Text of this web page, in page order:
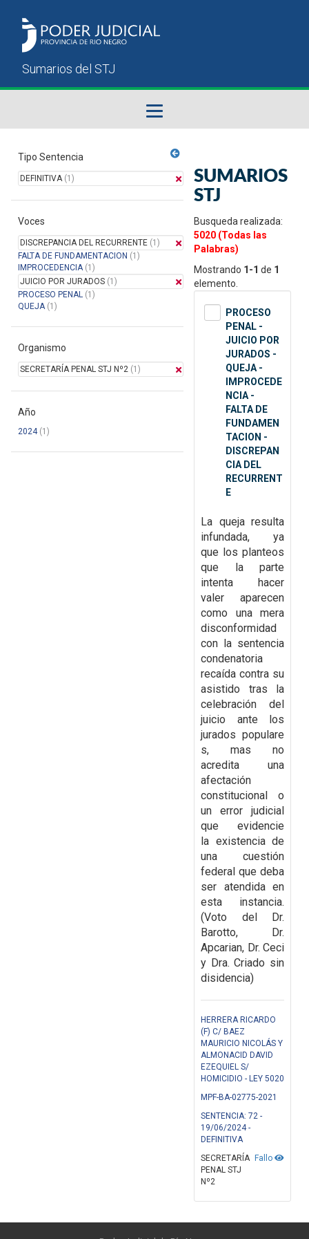
Sumarios del STJ
Manual del Usuario
Tipo Sentencia
DEFINITIVA(1)
Voces
DISCREPANCIA DEL RECURRENTE (1)
FALTA DE FUNDAMENTACION (1)
IMPROCEDENCIA(1)
JUICIO POR JURADOS (1)
PROCESO PENAL (1)
QUEJA(1)
Organismo
SECRETARÍA PENAL STJ Nº2 (1)
Año
2024(1)
SUMARIOS
STJ
Busqueda realizada:
5020 (Todas las
Palabras)
Mostrando 1-1 de 1
elemento.
PROCESO
PENAL -
JUICIO POR
JURADOS -
QUEJA -
IMPROCEDE
NCIA -
FALTA DE
FUNDAMEN
TACION -
DISCREPAN
CIA DEL
RECURRENT
E
La queja resulta
infundada, ya
que los planteos
que la parte
intenta hacer
valer aparecen
como una mera
disconformidad
con la sentencia
condenatoria
recaída contra su
asistido tras la
celebración del
juicio ante los
jurados populare
s, mas no
acredita una
afectación
constitucional o
un error judicial
que evidencie
la existencia de
una cuestión
federal que deba
ser atendida en
esta instancia.
(Voto del Dr.
Barotto, Dr.
Apcarian, Dr. Ceci
y Dra. Criado sin
disidencia)
HERRERA RICARDO
(F) C/ BAEZ
MAURICIO NICOLÁS Y
ALMONACID DAVID
EZEQUIEL S/
HOMICIDIO - LEY 5020
MPF-BA-02775-2021
SENTENCIA: 72 -
19/06/2024 -
DEFINITIVA
Fallo
SECRETARÍA
PENAL STJ
Nº2